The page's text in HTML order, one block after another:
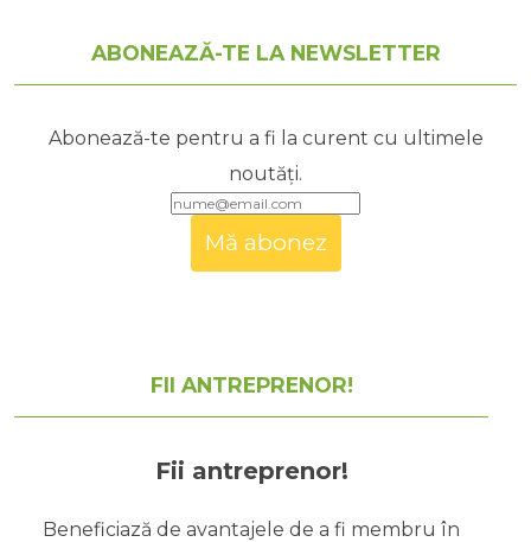
Groza Roxana
Cluj
ABONEAZĂ-TE LA NEWSLETTER
Abonează-te pentru a fi la curent cu ultimele
noutăți.
FII ANTREPRENOR!
Fii antreprenor!
Beneficiază de avantajele de a fi membru în